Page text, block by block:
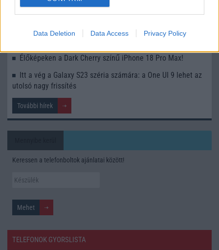
Data Deletion Data Access Privacy Policy
Nem biztos, hogy érdemes kivárni az iPhone 18 Prot
A Galaxy S25 is megkaphatja a Galaxy S26 egyik legjobb
Élőképeken a Dark Cherry színű iPhone 18 Pro Max!
Itt a vég a Galaxy S23 széria számára: a One UI 9 lehet az
utolsó nagy frissítés
További hírek
Keressen a telefonboltok ajánlatai között!
TELEFONOK GYORSLISTA